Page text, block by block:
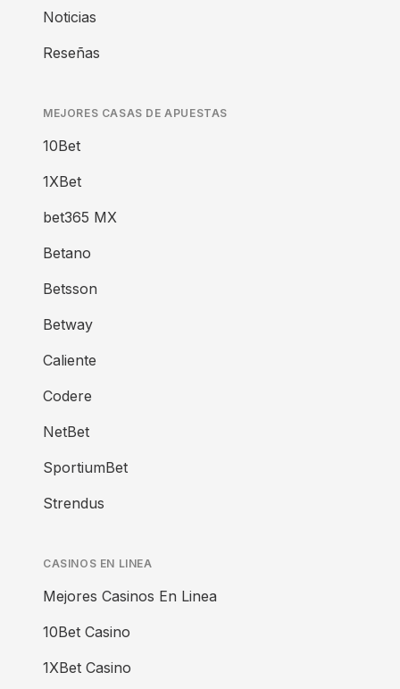
Noticias
Reseñas
MEJORES CASAS DE APUESTAS
10Bet
1XBet
bet365 MX
Betano
Betsson
Betway
Caliente
Codere
NetBet
SportiumBet
Strendus
CASINOS EN LINEA
Mejores Casinos En Linea
10Bet Casino
1XBet Casino